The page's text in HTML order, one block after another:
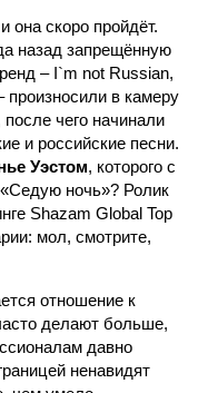
она скоро пройдёт.
назад запрещённую
– I`m not Russian,
произносили в камеру
чего начинали
и российские песни.
Уэстом, которого с
ночь»? Ролик
Shazam Global Top
мол, смотрите,
отношение к
делают больше,
давно
ненавидят